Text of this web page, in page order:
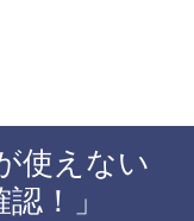
使えない
！」